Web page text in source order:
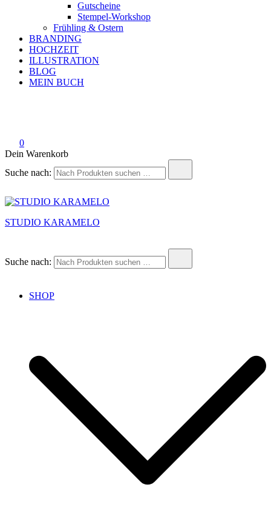
Gutscheine
Stempel-Workshop
Frühling & Ostern
BRANDING
HOCHZEIT
ILLUSTRATION
BLOG
MEIN BUCH
0
Dein Warenkorb
Suche nach:
STUDIO KARAMELO
Suche nach:
SHOP